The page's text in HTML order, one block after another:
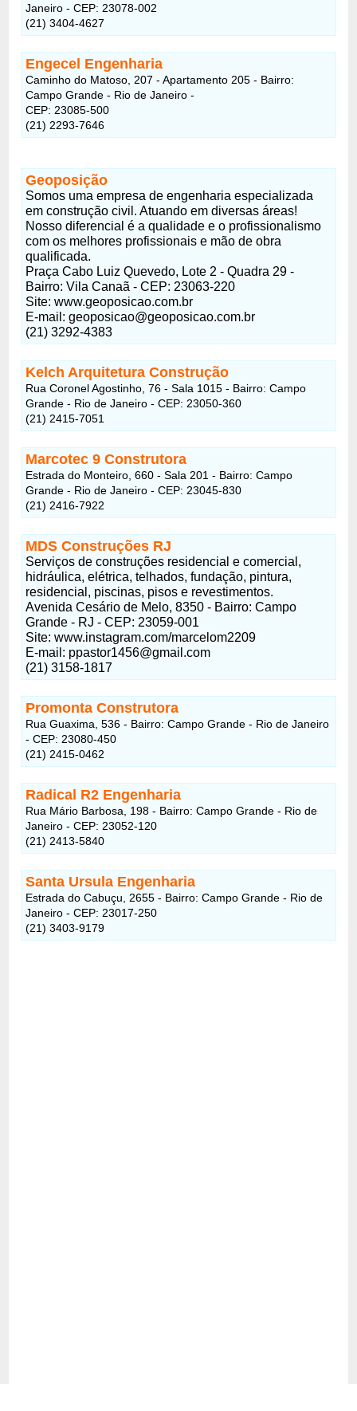
Janeiro - CEP: 23078-002
(21) 3404-4627
Engecel Engenharia
Caminho do Matoso, 207 - Apartamento 205 - Bairro:
Campo Grande - Rio de Janeiro -
CEP: 23085-500
(21) 2293-7646
Geoposição
Somos uma empresa de engenharia especializada
em construção civil. Atuando em diversas áreas!
Nosso diferencial é a qualidade e o profissionalismo
com os melhores profissionais e mão de obra
qualificada.
Praça Cabo Luiz Quevedo, Lote 2 - Quadra 29 -
Bairro: Vila Canaã - CEP: 23063-220
Site: www.geoposicao.com.br
E-mail: geoposicao@geoposicao.com.br
(21) 3292-4383
Kelch Arquitetura Construção
Rua Coronel Agostinho, 76 - Sala 1015 - Bairro: Campo
Grande - Rio de Janeiro - CEP: 23050-360
(21) 2415-7051
Marcotec 9 Construtora
Estrada do Monteiro, 660 - Sala 201 - Bairro: Campo
Grande - Rio de Janeiro - CEP: 23045-830
(21) 2416-7922
MDS Construções RJ
Serviços de construções residencial e comercial,
hidráulica, elétrica, telhados, fundação, pintura,
residencial, piscinas, pisos e revestimentos.
Avenida Cesário de Melo, 8350 - Bairro: Campo
Grande - RJ - CEP: 23059-001
Site: www.instagram.com/marcelom2209
E-mail: ppastor1456@gmail.com
(21) 3158-1817
Promonta Construtora
Rua Guaxima, 536 - Bairro: Campo Grande - Rio de Janeiro
- CEP: 23080-450
(21) 2415-0462
Radical R2 Engenharia
Rua Mário Barbosa, 198 - Bairro: Campo Grande - Rio de
Janeiro - CEP: 23052-120
(21) 2413-5840
Santa Ursula Engenharia
Estrada do Cabuçu, 2655 - Bairro: Campo Grande - Rio de
Janeiro - CEP: 23017-250
(21) 3403-9179